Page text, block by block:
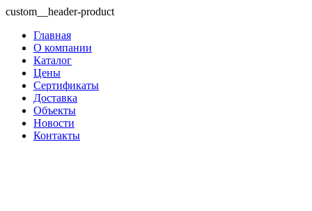
custom__header-product
Главная
О компании
Каталог
Цены
Сертификаты
Доставка
Объекты
Новости
Контакты